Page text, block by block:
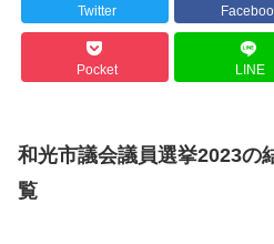
Twitter
Pocket LINE
和光市議会議員選挙2023の
覧